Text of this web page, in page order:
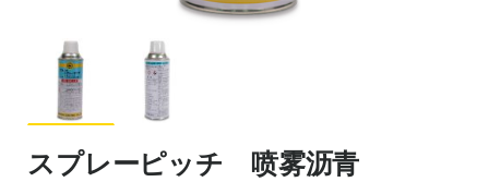
スプレーピッチ 喷雾沥青